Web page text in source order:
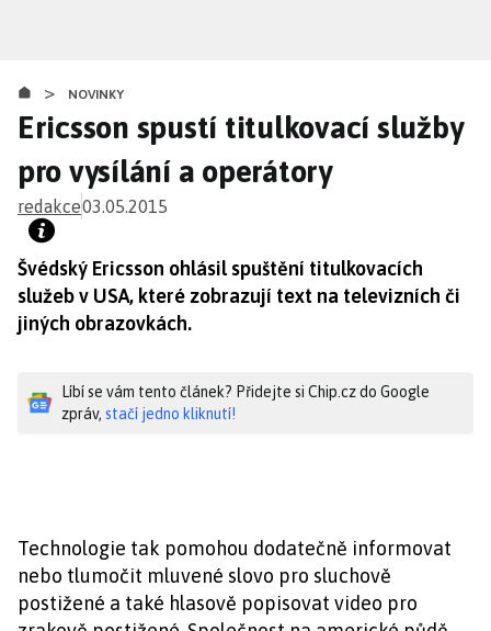
obsahu
> NOVINKY
Ericsson spustí titulkovací služby
pro vysílání a operátory
redakce03.05.2015
Švédský Ericsson ohlásil spuštění titulkovacích
služeb v USA, které zobrazují text na televizních či
jiných obrazovkách.
Líbí se vám tento článek? Přidejte si Chip.cz do Google
zpráv, stačí jedno kliknutí!
Technologie tak pomohou dodatečně informovat
nebo tlumočit mluvené slovo pro sluchově
postižené a také hlasově popisovat video pro